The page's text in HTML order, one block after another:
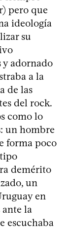
pero que
ideología
su
y adornado
a la
de las
del rock.
como lo
un hombre
forma poco
demérito
un
en
ante la
escuchaba